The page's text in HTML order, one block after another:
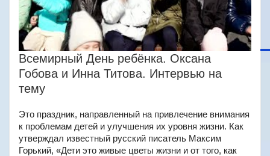
Всемирный День ребёнка. Оксана
Гобова и Инна Титова. Интервью на
тему
Это праздник, направленный на привлечение внимания
к проблемам детей и улучшения их уровня жизни. Как
утверждал известный русский писатель Максим
Горький, «Дети это живые цветы жизни и от того, как